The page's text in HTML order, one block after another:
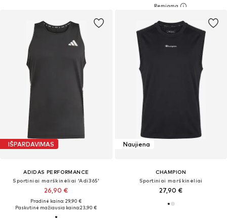
IŠPARDAVIMAS
ADIDAS PERFORMANCE
Sportiniai marškinėliai 'Adi365'
26,90 €
Pradinė kaina: 29,90 €
Paskutinė mažiausia kaina:23,90 €
Naujiena
CHAMPION
Sportiniai marškinėliai
27,90 €